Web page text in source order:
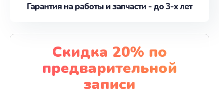
Гарантия на работы и запчасти - до 3-х лет
Скидка 20% по
предварительной
записи